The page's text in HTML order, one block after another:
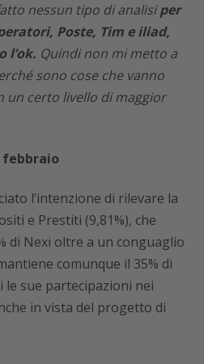
nessun tipo di analisiper
Poste, Tim e iliad,
l’ok. Quindi non mi metto a
sono cose che vanno
un certo livello di maggior
febbraio
l’intenzione di rilevare la
e Prestiti (9,81%), che
di Nexi oltre a un conguaglio
comunque il 35% di
le sue partecipazioni nei
in vista del progetto di